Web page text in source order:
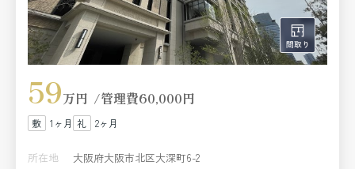
59万円 管理費60,000円
1ヶ月 2ヶ月
所在地
大阪府大阪市北区大深町6-2